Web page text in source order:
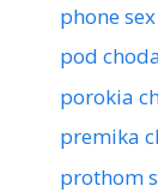
phone
pod
porokia
premika
prothom